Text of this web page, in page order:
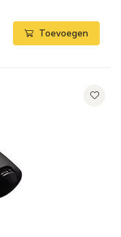
Toevoegen